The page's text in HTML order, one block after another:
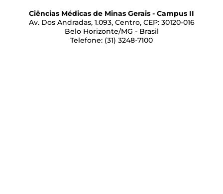
Ciências Médicas de Minas Gerais - Campus II
Av. Dos Andradas, 1.093, Centro, CEP: 30120-016
Belo Horizonte/MG - Brasil
Telefone: (31) 3248-7100